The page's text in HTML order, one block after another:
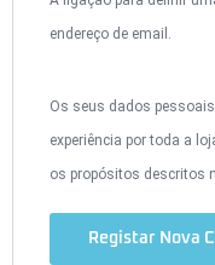
endereço de email.
Os seus dados
experiência por toda a
os propósitos descritos
Registar Nova